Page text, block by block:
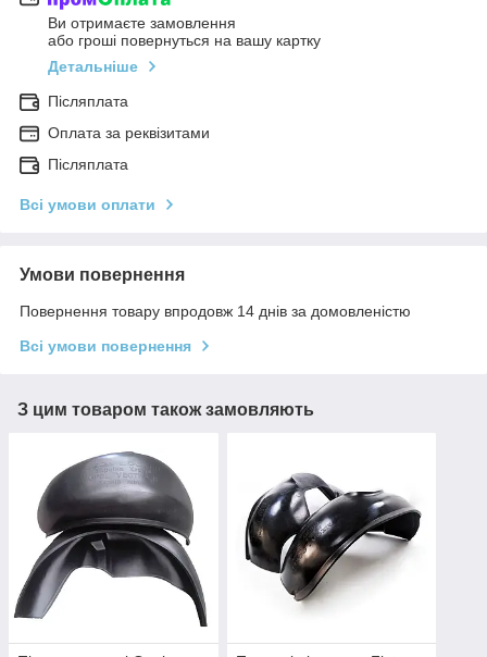
Ви отримаєте замовлення
або гроші повернуться на вашу картку
Детальніше
Післяплата
Оплата за реквізитами
Післяплата
Всі умови оплати
Умови повернення
Повернення товару впродовж 14 днів за домовленістю
Всі умови повернення
З цим товаром також замовляють